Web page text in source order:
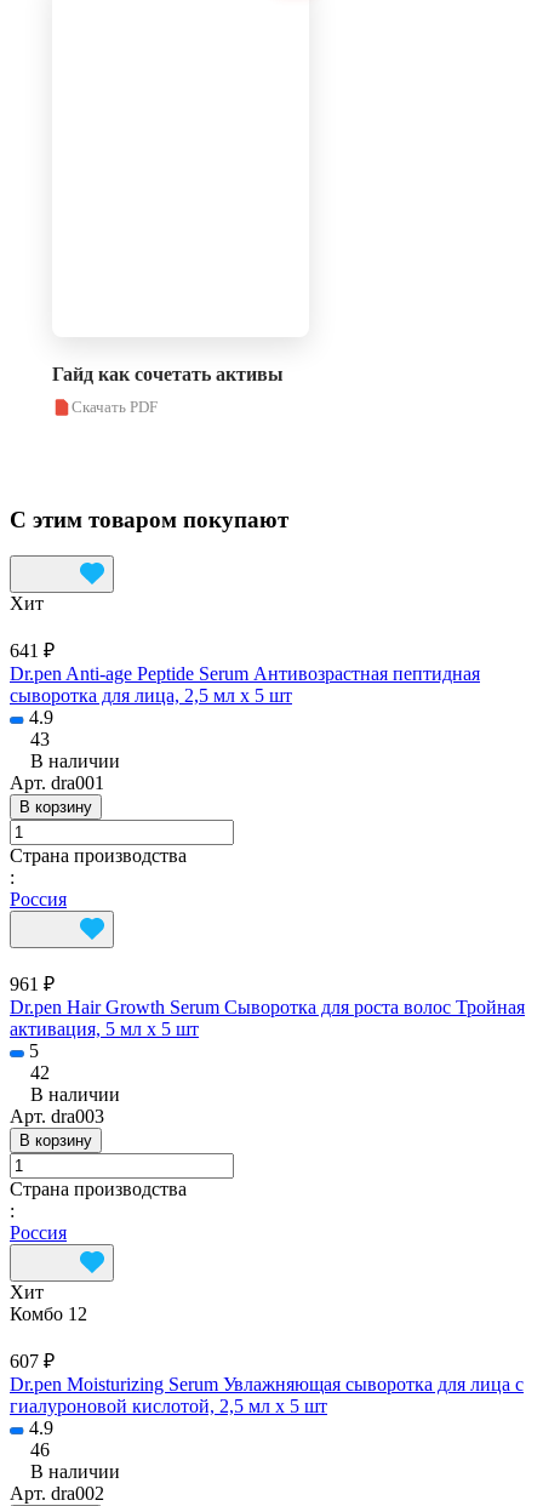
Гайд как сочетать активы
Скачать PDF
С этим товаром покупают
Хит
641 ₽
Dr.pen Anti-age Peptide Serum Антивозрастная пептидная
сыворотка для лица, 2,5 мл х 5 шт
4.9
43
В наличии
Арт. dra001
В корзину
Страна производства
:
Россия
961 ₽
Dr.pen Hair Growth Serum Сыворотка для роста волос Тройная
активация, 5 мл х 5 шт
5
42
В наличии
Арт. dra003
В корзину
Страна производства
:
Россия
Хит
Комбо 12
607 ₽
Dr.pen Moisturizing Serum Увлажняющая сыворотка для лица с
гиалуроновой кислотой, 2,5 мл х 5 шт
4.9
46
В наличии
Арт. dra002